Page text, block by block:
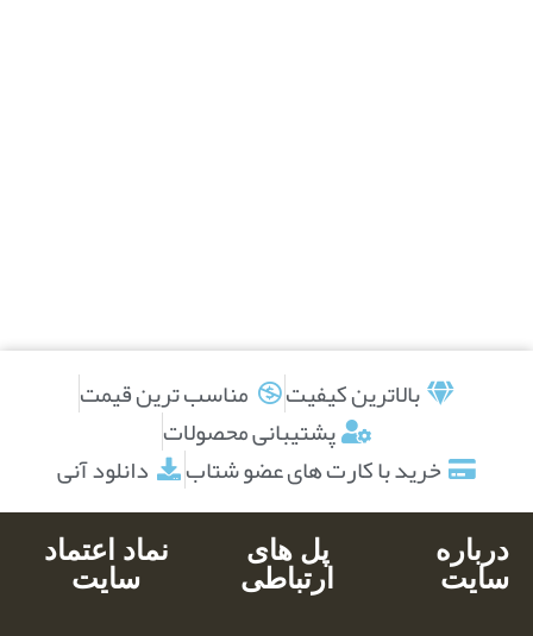
بالاترین کیفیت
مناسب ترین قیمت
پشتیبانی محصولات
خرید با کارت های عضو شتاب
دانلود آنی
درباره
سایت
پل های
ارتباطی
نماد اعتماد
سایت